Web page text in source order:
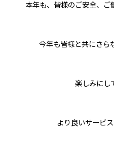
本年も、皆様のご安全、ご
今年も皆様と共にさら
楽しみにし
より良いサービ